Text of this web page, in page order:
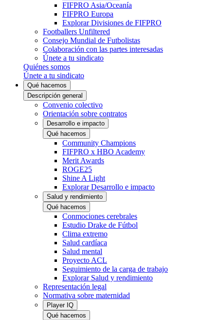
FIFPRO Asia/Oceanía
FIFPRO Europa
Explorar Divisiones de FIFPRO
Footballers Unfiltered
Consejo Mundial de Futbolistas
Colaboración con las partes interesadas
Únete a tu sindicato
Quiénes somos
Únete a tu sindicato
Qué hacemos
Descripción general
Convenio colectivo
Orientación sobre contratos
Desarrollo e impacto
Qué hacemos
Community Champions
FIFPRO x HBO Academy
Merit Awards
ROGE25
Shine A Light
Explorar Desarrollo e impacto
Salud y rendimiento
Qué hacemos
Conmociones cerebrales
Estudio Drake de Fútbol
Clima extremo
Salud cardíaca
Salud mental
Proyecto ACL
Seguimiento de la carga de trabajo
Explorar Salud y rendimiento
Representación legal
Normativa sobre maternidad
Player IQ
Qué hacemos